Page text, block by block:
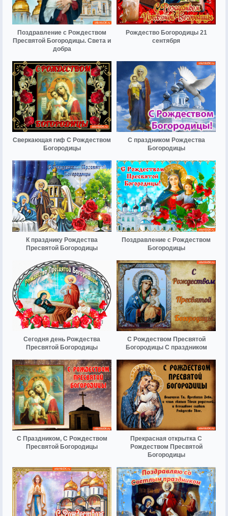
Поздравление с Рождеством
Пресвятой Богородицы. Света и
добра
Рождество Богородицы 21
сентября
Сверкающая гиф С Рождеством
Богородицы
С праздником Рождества
Богородицы
К празднику Рождества
Пресвятой Богородицы
Поздравление с Рождеством
Богородицы
Сегодня день Рождества
Пресвятой Богородицы
С Рождеством Пресвятой
Богородицы С праздником
С Праздником, С Рождеством
Пресвятой Богородицы
Прекрасная открытка С
Рождеством Пресвятой
Богородицы